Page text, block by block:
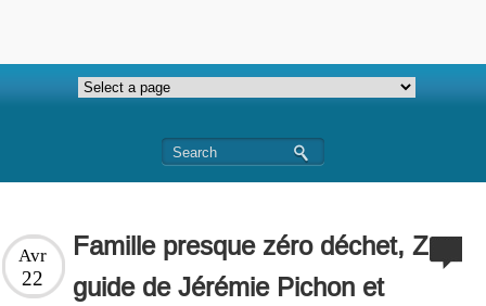
Famille presque zéro déchet, Ze
guide de Jérémie Pichon et
Avr
22